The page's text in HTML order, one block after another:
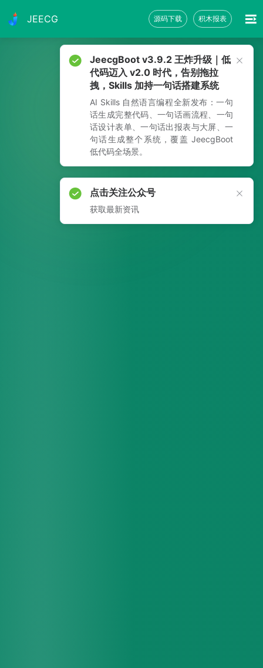
JEECG 源码下载 积木报表
JeecgBoot v3.9.2 王炸升级｜低
代码迈入 v2.0 时代，告别拖拉
拽，Skills 加持一句话搭建系统
AI Skills 自然语言编程全新发布：一句
话生成完整代码、一句话画流程、一句
话设计表单、一句话出报表与大屏、一
句话生成整个系统，覆盖 JeecgBoot
低代码全场景。
点击关注公众号
获取最新资讯